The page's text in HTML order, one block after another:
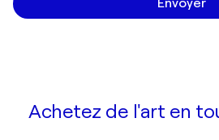
Envoyer
Achetez de l'art en